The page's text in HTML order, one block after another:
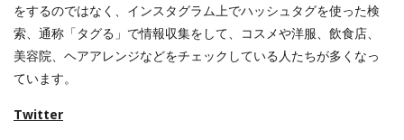
をするのではなく、インスタグラム上でハッシュタグを使った検
索、通称「タグる」で情報収集をして、コスメや洋服、飲食店、
美容院、ヘアアレンジなどをチェックしている人たちが多くなっ
ています。
Twitter